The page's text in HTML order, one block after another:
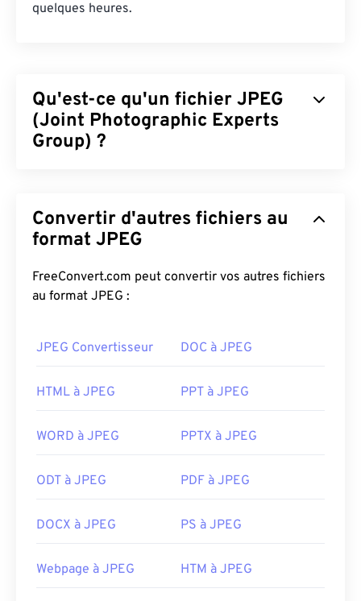
quelques heures.
Qu'est-ce qu'un fichier JPEG
(Joint Photographic Experts
Group) ?
pour compresser les photos et les graphiques. La
compression importante qu'offre le JPEG explique
relativement petite en fait un excellent format
pour le transport sur Internet et l'utilisation sur des
80 % !
meilleure, vous pouvez convertir JPG en WebP
compressible.
Comment ouvrir un fichier JPEG
Presque tous les programmes et applications de
ouvrir les fichiers JPEG. Un simple double-clic sur
Convertir d'autres fichiers au
format JPEG
FreeConvert.com peut convertir vos autres fichiers
au format JPEG :
JPEG Convertisseur DOC à JPEG
HTML à JPEG PPT à JPEG
WORD à JPEG PPTX à JPEG
ODT à JPEG PDF à JPEG
DOCX à JPEG PS à JPEG
Webpage à JPEG HTM à JPEG